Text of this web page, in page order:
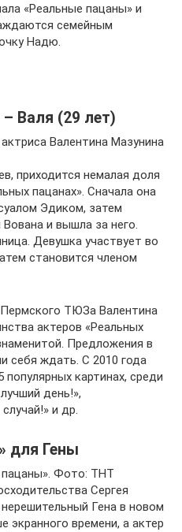
«Реальные пацаны» и
семейным
Надю.
Валя (29 лет)
Валентина Мазунина
приходится немалая доля
пацанах». Сначала она
Эдиком, затем
Вована и вышла за него.
Девушка участвует во
становится членом
ТЮЗа Валентина
актеров «Реальных
Предложения в
себя ждать. С 2010 года
популярных картинах, среди
день!»,
и др.
для Гены
пацаны». Фото: ТНТ
Сергея
Гена в новом
экранного времени, а актер